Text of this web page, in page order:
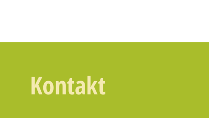
Kontakt